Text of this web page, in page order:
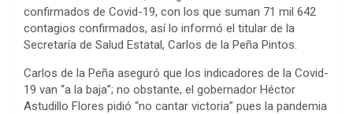
confirmados de Covid-19, con los que suman 71 mil 642
contagios confirmados, así lo informó el titular de la
Secretaría de Salud Estatal, Carlos de la Peña Pintos.
Carlos de la Peña aseguró que los indicadores de la Covid-
19 van “a la baja”; no obstante, el gobernador Héctor
Astudillo Flores pidió “no cantar victoria” pues la pandemia